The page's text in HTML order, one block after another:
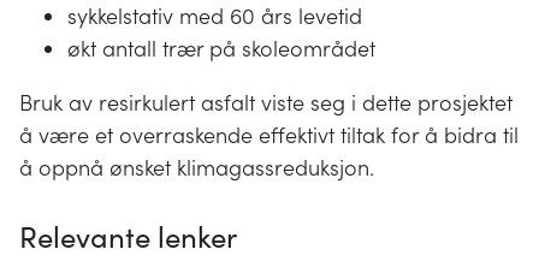
sykkelstativ med 60 års levetid
økt antall trær på skoleområdet
Bruk av resirkulert asfalt viste seg i dette prosjektet
å være et overraskende effektivt tiltak for å bidra til
å oppnå ønsket klimagassreduksjon.
Relevante lenker